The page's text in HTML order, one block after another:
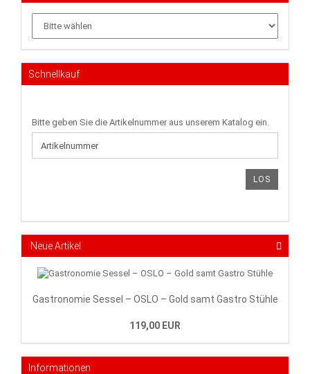
Schnellkauf
BITTE
GEBEN
SIE
DIE
EIN.
Bitte geben Sie die Artikelnummer aus unserem Katalog ein.
LOS
Neue Artikel
Gastronomie Sessel – OSLO – Gold samt Gastro Stühle
119,00 EUR
Informationen